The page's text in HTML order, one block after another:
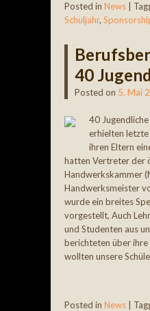
Posted in News
Schuljahr,
40
Posted on 5. Mai
40
erhielten
ihren Eltern
hatten Vertreter der
Handwerkskammer
Handwerksmeister
wurde ein breites
vorgestellt, Auch
und Studenten aus
berichteten über ihre
wollten unsere
Posted in News